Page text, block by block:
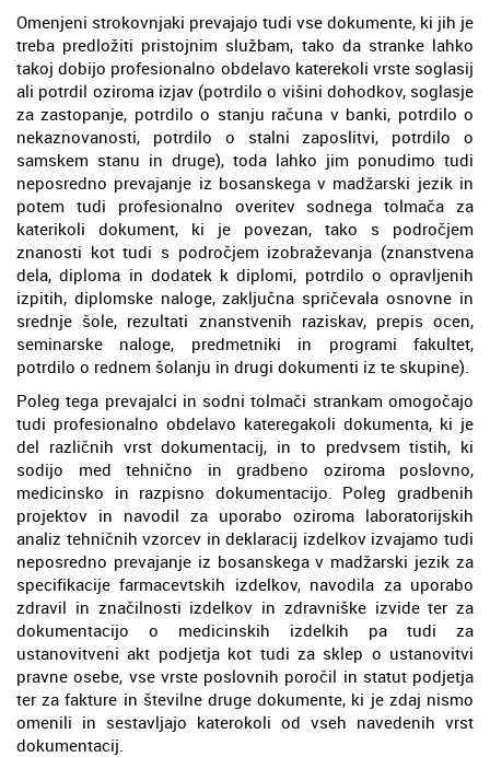
Omenjeni strokovnjaki prevajajo tudi vse dokumente, ki jih je
treba predložiti pristojnim službam, tako da stranke lahko
takoj dobijo profesionalno obdelavo katerekoli vrste soglasij
ali potrdil oziroma izjav (potrdilo o višini dohodkov, soglasje
za zastopanje, potrdilo o stanju računa v banki, potrdilo o
nekaznovanosti, potrdilo o stalni zaposlitvi, potrdilo o
samskem stanu in druge), toda lahko jim ponudimo tudi
neposredno prevajanje iz bosanskega v madžarski jezik in
potem tudi profesionalno overitev sodnega tolmača za
katerikoli dokument, ki je povezan, tako s področjem
znanosti kot tudi s področjem izobraževanja (znanstvena
dela, diploma in dodatek k diplomi, potrdilo o opravljenih
izpitih, diplomske naloge, zaključna spričevala osnovne in
srednje šole, rezultati znanstvenih raziskav, prepis ocen,
seminarske naloge, predmetniki in programi fakultet,
potrdilo o rednem šolanju in drugi dokumenti iz te skupine).
Poleg tega prevajalci in sodni tolmači strankam omogočajo
tudi profesionalno obdelavo kateregakoli dokumenta, ki je
del različnih vrst dokumentacij, in to predvsem tistih, ki
sodijo med tehnično in gradbeno oziroma poslovno,
medicinsko in razpisno dokumentacijo. Poleg gradbenih
projektov in navodil za uporabo oziroma laboratorijskih
analiz tehničnih vzorcev in deklaracij izdelkov izvajamo tudi
neposredno prevajanje iz bosanskega v madžarski jezik za
specifikacije farmacevtskih izdelkov, navodila za uporabo
zdravil in značilnosti izdelkov in zdravniške izvide ter za
dokumentacijo o medicinskih izdelkih pa tudi za
ustanovitveni akt podjetja kot tudi za sklep o ustanovitvi
pravne osebe, vse vrste poslovnih poročil in statut podjetja
ter za fakture in številne druge dokumente, ki je zdaj nismo
omenili in sestavljajo katerokoli od vseh navedenih vrst
dokumentacij.